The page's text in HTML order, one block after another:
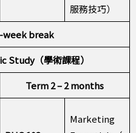
服務技巧）
week break
Study（學術課程）
Term 2 – 2 months
Marketing